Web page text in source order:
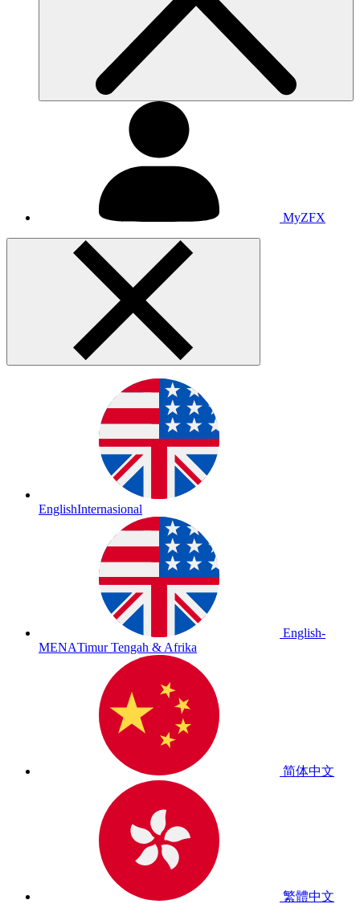
MyZFX
EnglishInternasional
English-
MENATimur Tengah & Afrika
简体中文
繁體中文